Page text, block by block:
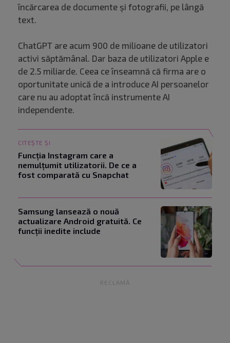
încărcarea de documente și fotografii, pe lângă
text.
ChatGPT are acum 900 de milioane de utilizatori
activi săptămânal. Dar baza de utilizatori Apple e
de 2.5 miliarde. Ceea ce înseamnă că firma are o
oportunitate unică de a introduce AI persoanelor
care nu au adoptat încă instrumente AI
independente.
CITEȘTE ȘI
Funcția Instagram care a
nemulțumit utilizatorii. De ce a
fost comparată cu Snapchat
Samsung lansează o nouă
actualizare Android gratuită. Ce
funcții inedite include
RECLAMĂ